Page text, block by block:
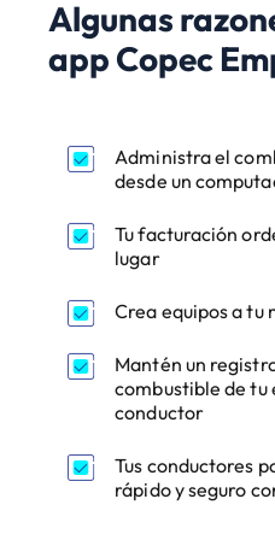
Algunas
app Copec
Administra el
desde un
Tu facturación
lugar
Crea equipos a tu
Mantén un
combustible de tu
conductor
Tus conductores
rápido y seguro